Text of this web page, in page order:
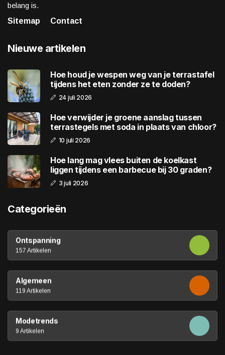
belang is.
Sitemap
Contact
Nieuwe artikelen
Hoe houd je wespen weg van je terrastafel
tijdens het eten zonder ze te doden?
24 juli 2026
Hoe verwijder je groene aanslag tussen
terrastegels met soda in plaats van chloor?
10 juli 2026
Hoe lang mag vlees buiten de koelkast
liggen tijdens een barbecue bij 30 graden?
3 juli 2026
Categorieën
Ontspanning
157 Artikelen
Algemeen
119 Artikelen
Modetrends
9 Artikelen